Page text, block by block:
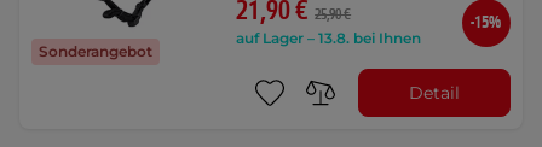
Sonderangebot
21,90 € 25,90 €
auf Lager – 13.8. bei Ihnen
-15%
Detail